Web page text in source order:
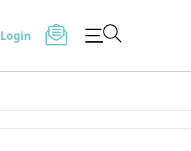
Login